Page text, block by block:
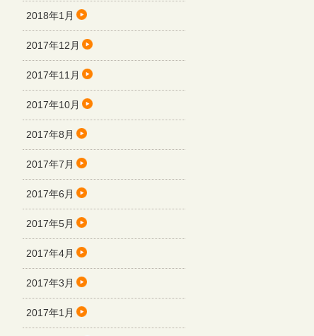
2018年1月
2017年12月
2017年11月
2017年10月
2017年8月
2017年7月
2017年6月
2017年5月
2017年4月
2017年3月
2017年1月